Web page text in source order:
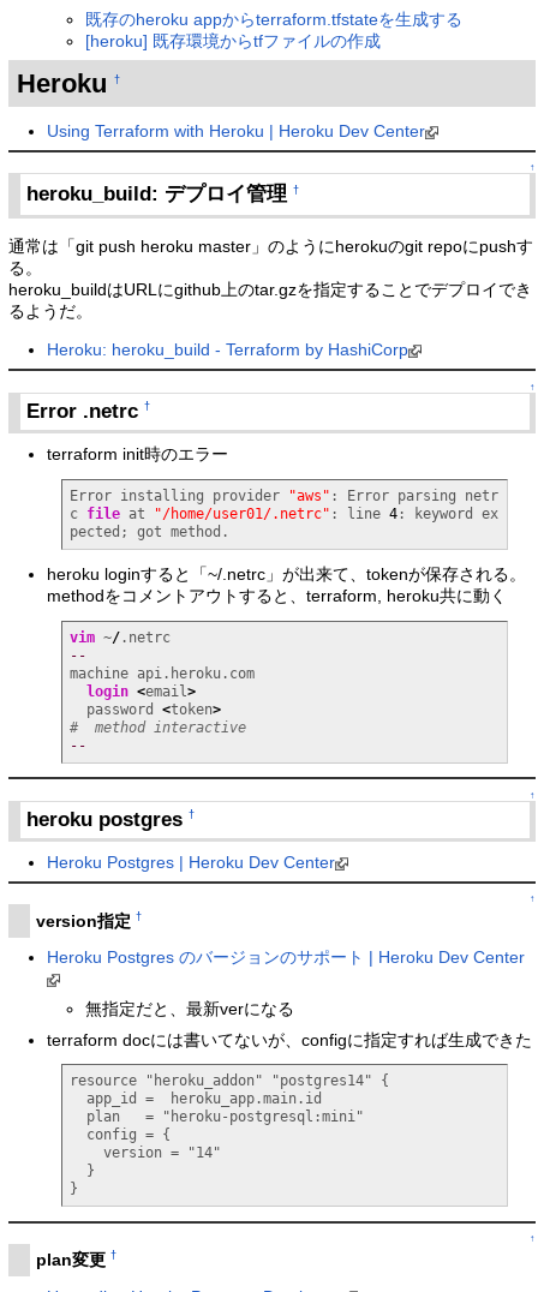
既存のheroku appからterraform.tfstateを生成する
[heroku] 既存環境からtfファイルの作成
Heroku †
Using Terraform with Heroku | Heroku Dev Center
↑
heroku_build: デプロイ管理†
通常は「git push heroku master」のようにherokuのgit repoにpushす
る。
heroku_buildはURLにgithub上のtar.gzを指定することでデプロイでき
るようだ。
Heroku: heroku_build - Terraform by HashiCorp
↑
Error .netrc†
terraform init時のエラー
Error installing provider "aws" : Error parsing netr
c file at "/home/user01/.netrc" : line 4: keyword ex
pected; got method.
heroku loginすると「~/.netrc」が出来て、tokenが保存される。
methodをコメントアウトすると、terraform, heroku共に動く
vim ~/
.netrc
--
machine api.heroku.com
login <email >
  password
<token>
#  method interactive
--
↑
heroku postgres†
Heroku Postgres | Heroku Dev Center
↑
version指定 †
Heroku Postgres のバージョンのサポート | Heroku Dev Center
無指定だと、最新verになる
terraform docには書いてないが、configに指定すれば生成できた
resource "heroku_addon" "postgres14" {
}
↑
plan変更 †